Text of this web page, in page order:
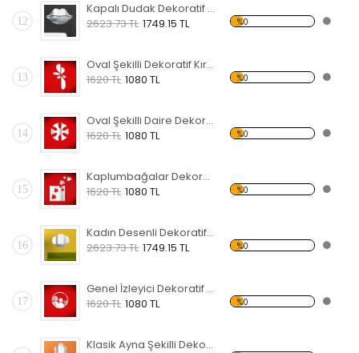
12
Kapalı Dudak Dekoratif Kırılmaz Ayna
2623.73 TL 1749.15 TL %0
13
Oval Şekilli Dekoratif Kırılmaz Ayna
1620 TL 1080 TL %0
14
Oval Şekilli Daire Dekoratif Kırılmaz Ayna
1620 TL 1080 TL %0
15
Kaplumbağalar Dekoratif Kırılmaz Ayna
1620 TL 1080 TL %0
16
Kadın Desenli Dekoratif Kırılmaz Ayna
2623.73 TL 1749.15 TL %0
17
Genel İzleyici Dekoratif Kırılmaz Ayna
1620 TL 1080 TL %0
Klasik Ayna Şekilli Dekoratif Kırılmaz Ayna